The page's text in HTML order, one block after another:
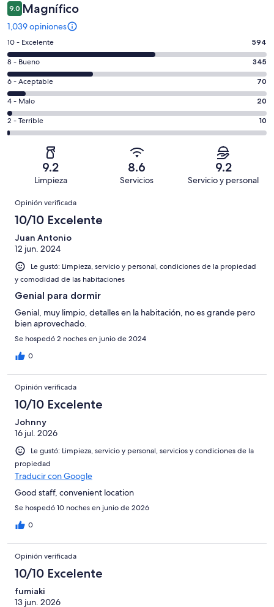
9.0 Magnífico
1,039 opiniones
Puntuación
de
10,
es
decir,
Excelente.
Basada
en
opiniones
10 - Excelente 594
Puntuación
de
8,
es
decir,
Bueno.
opiniones
8 - Bueno 345
Puntuación
de
6,
es
decir,
Aceptable.
de
1039
opiniones
6 - Aceptable 70
Puntuación
de
4,
Basada
20
de
opiniones
4 - Malo 20
Puntuación
de
Terrible.
Basada
de
1039
opiniones
2 - Terrible 10
9.2
Limpieza
8.6
Servicios
9.2
Servicio y personal
Opiniones
Opinión verificada
10/10 Excelente
Juan Antonio
12 jun. 2024
Le gustó: Limpieza, servicio y personal, condiciones de la propiedad
y comodidad de las habitaciones
Genial para dormir
Genial, muy limpio, detalles en la habitación, no es grande pero
bien aprovechado.
Se hospedó 2 noches en junio de 2024
0
Opinión verificada
10/10 Excelente
Johnny
16 jul. 2026
Le gustó: Limpieza, servicio y personal, servicios y condiciones de la
propiedad
Traducir con Google
Good staff, convenient location
Se hospedó 10 noches en junio de 2026
0
Opinión verificada
10/10 Excelente
fumiaki
13 jun. 2026